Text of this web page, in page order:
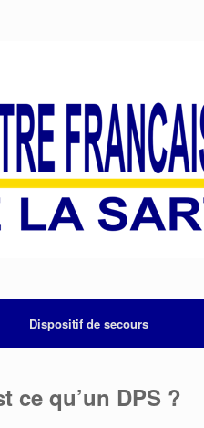
Dispositif de secours
ce qu’un DPS ?